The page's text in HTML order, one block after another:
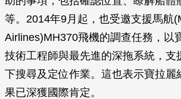
等。2014年9月起，也受邀支援馬航
Airlines)MH370飛機的調查任務，以
技術工程師與最先進的深拖系統，支
下搜尋及定位作業。這也表示寶拉麗
果已深獲國際肯定。